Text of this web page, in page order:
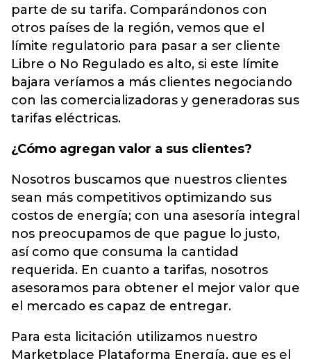
parte de su tarifa. Comparándonos con
otros países de la región, vemos que el
límite regulatorio para pasar a ser cliente
Libre o No Regulado es alto, si este límite
bajara veríamos a más clientes negociando
con las comercializadoras y generadoras sus
tarifas eléctricas.
¿Cómo agregan valor a sus clientes?
Nosotros buscamos que nuestros clientes
sean más competitivos optimizando sus
costos de energía; con una asesoría integral
nos preocupamos de que pague lo justo,
así como que consuma la cantidad
requerida. En cuanto a tarifas, nosotros
asesoramos para obtener el mejor valor que
el mercado es capaz de entregar.
Para esta licitación utilizamos nuestro
Marketplace Plataforma Energía, que es el